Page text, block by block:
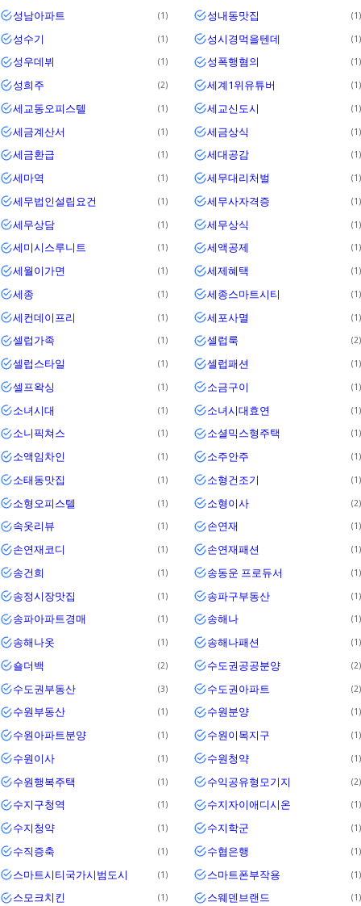
성남아파트 1 성내동맛집 1
성수기 1 성시경먹을텐데 1
성우데뷔 1 성폭행혐의 1
성희주 2 세계1위유튜버 1
세교동오피스텔 1 세교신도시 1
세금계산서 1 세금상식 1
세금환급 1 세대공감 1
세마역 1 세무대리처벌 1
세무법인설립요건 1 세무사자격증 1
세무상담 1 세무상식 1
세미시스루니트 1 세액공제 1
세월이가면 1 세제혜택 1
세종 1 세종스마트시티 1
세컨데이프리 1 세포사멸 1
셀럽가족 1 셀럽룩 2
셀럽스타일 1 셀럽패션 1
셀프왁싱 1 소금구이 1
소녀시대 1 소녀시대효연 1
소니픽쳐스 1 소셜믹스형주택 1
소액임차인 1 소주안주 1
소태동맛집 1 소형건조기 1
소형오피스텔 1 소형이사 2
속옷리뷰 1 손연재 1
손연재코디 1 손연재패션 1
송건희 1 송동운 프로듀서 1
송정시장맛집 1 송파구부동산 1
송파아파트경매 1 송해나 1
송해나옷 1 송해나패션 1
숄더백 2 수도권공공분양 2
수도권부동산 3 수도권아파트 2
수원부동산 1 수원분양 1
수원아파트분양 1 수원이목지구 1
수원이사 1 수원청약 1
수원행복주택 1 수익공유형모기지 2
수지구청역 1 수지자이애디시온 1
수지청약 1 수지학군 1
수직증축 1 수협은행 1
스마트시티국가시범도시 1 스마트폰부작용 1
스모크치킨 1 스웨덴브랜드 1